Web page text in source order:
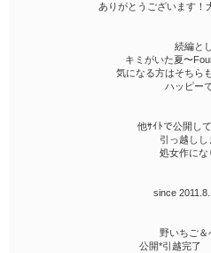
ありがとうございます！
続編と
キミがいた夏〜
気になる方はそちら
ハッピー
他ｻｲﾄで公開し
引っ越しし
処女作にな
since
野いちご＆
公開*引越完了